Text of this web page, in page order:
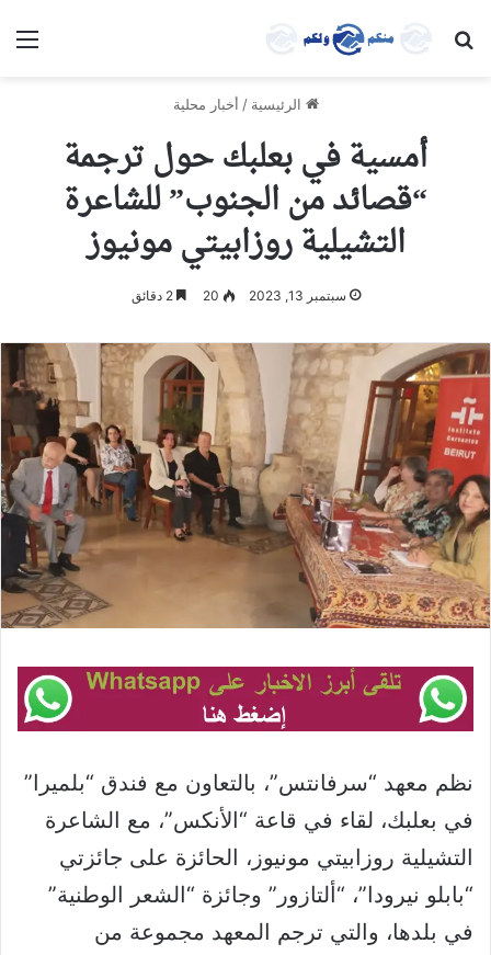
بحث عن
الرئيسية / أخبار محلية
أمسية في بعلبك حول ترجمة
“قصائد من الجنوب” للشاعرة
التشيلية روزابيتي مونيوز
سبتمبر 13, 2023 20 2 دقائق
نظم معهد “سرفانتس”، بالتعاون مع فندق “بلميرا”
في بعلبك، لقاء في قاعة “الأنكس”، مع الشاعرة
التشيلية روزابيتي مونيوز، الحائزة على جائزتي
“بابلو نيرودا”، “ألتازور” وجائزة “الشعر الوطنية”
في بلدها، والتي ترجم المعهد مجموعة من